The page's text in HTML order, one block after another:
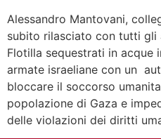
Alessandro Mantovani,
subito rilasciato con tutti gli
Flotilla sequestrati in acque
armate israeliane con un
bloccare il soccorso
popolazione di Gaza e
delle violazioni dei diritti